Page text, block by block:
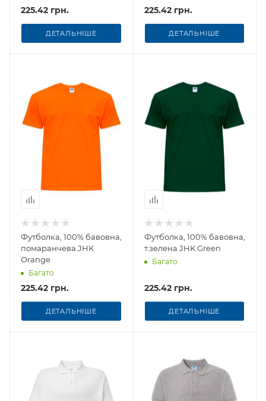
225.42 грн.
ДЕТАЛЬНІШЕ
225.42 грн.
ДЕТАЛЬНІШЕ
Футболка, 100% бавовна,
помаранчева JHK
Оrange
Багато
225.42 грн.
ДЕТАЛЬНІШЕ
Футболка, 100% бавовна,
т.зелена JHK Green
Багато
225.42 грн.
ДЕТАЛЬНІШЕ